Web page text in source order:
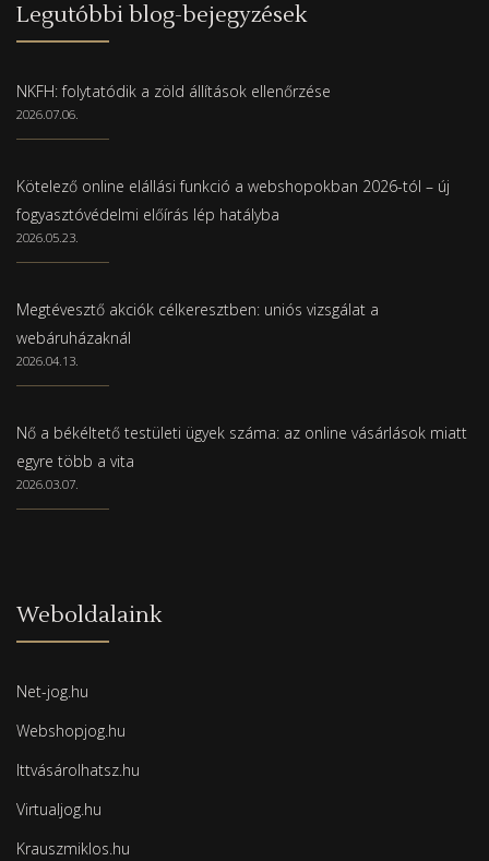
Legutóbbi blog-bejegyzések
NKFH: folytatódik a zöld állítások ellenőrzése
2026.07.06.
Kötelező online elállási funkció a webshopokban 2026-tól – új
fogyasztóvédelmi előírás lép hatályba
2026.05.23.
Megtévesztő akciók célkeresztben: uniós vizsgálat a
webáruházaknál
2026.04.13.
Nő a békéltető testületi ügyek száma: az online vásárlások miatt
egyre több a vita
2026.03.07.
Weboldalaink
Net-jog.hu
Webshopjog.hu
Ittvásárolhatsz.hu
Virtualjog.hu
Krauszmiklos.hu